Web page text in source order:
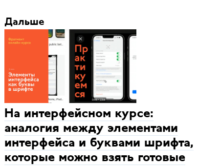
Дальше
На интерфейсном курсе:
аналогия между элементами
интерфейса и буквами шрифта,
которые можно взять готовые